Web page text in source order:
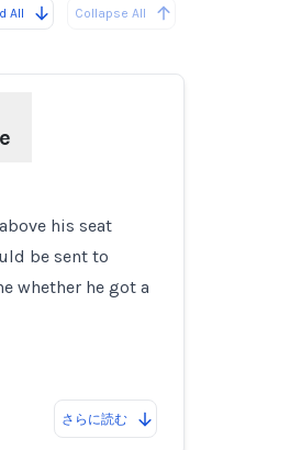
All Collapse All
his seat
be sent to
whether he got a
さらに読む